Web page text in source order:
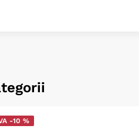
-10 %